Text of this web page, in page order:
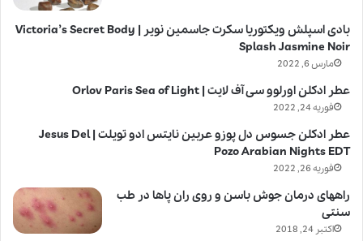
بادی اسپلش ویکتوریا سکرت جاسمین نویر | Victoria’s Secret Body
Splash Jasmine Noir
مارس 6, 2022
عطر ادکلن اورلوو سی آف لایت | Orlov Paris Sea of Light
فوریه 24, 2022
عطر ادکلن جسوس دل پوزو عربین نایتس ادو تویلت | Jesus Del
Pozo Arabian Nights EDT
فوریه 26, 2022
راههای درمان جوش باسن و روی ران پاها در طب
سنتی
اکتبر 24, 2018